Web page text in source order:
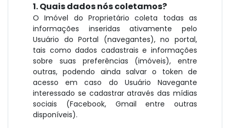
1. Quais dados nós coletamos?
O Imóvel do Proprietário coleta todas as
informações inseridas ativamente pelo
Usuário do Portal (navegantes), no portal,
tais como dados cadastrais e informações
sobre suas preferências (imóveis), entre
outras, podendo ainda salvar o token de
acesso em caso do Usuário Navegante
interessado se cadastrar através das mídias
sociais (Facebook, Gmail entre outras
disponíveis).